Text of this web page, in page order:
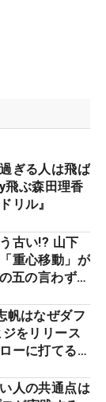
ぎる人は飛ば
ぶ森田理香
リル』
古い!? 山下
重心移動」が
五の言わず振
帆はなぜダフ
をリリース
ーに打てる #
人の共通点は